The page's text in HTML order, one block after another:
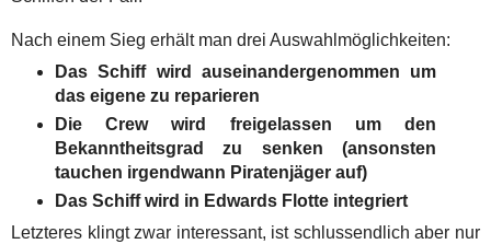
Nach einem Sieg erhält man drei Auswahlmöglichkeiten:
Das Schiff wird auseinandergenommen um
das eigene zu reparieren
Die Crew wird freigelassen um den
Bekanntheitsgrad zu senken (ansonsten
tauchen irgendwann Piratenjäger auf)
Das Schiff wird in Edwards Flotte integriert
Letzteres klingt zwar interessant, ist schlussendlich aber nur